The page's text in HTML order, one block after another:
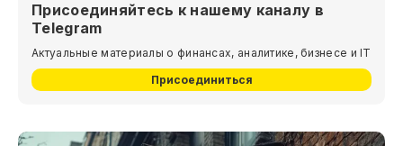
Присоединяйтесь к нашему каналу в
Telegram
Актуальные материалы о финансах, аналитике, бизнесе и IT
Присоединиться